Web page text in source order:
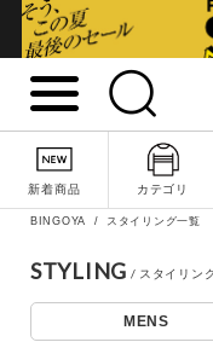
新着商品 カテゴリ
BINGOYA スタイリング一覧
STYLING
MENS